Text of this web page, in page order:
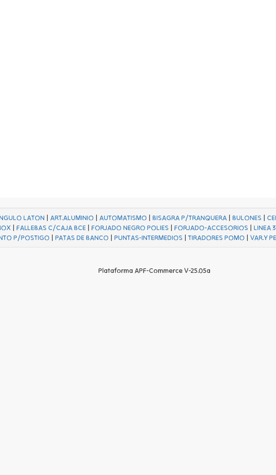
LATON | ART.ALUMINIO | AUTOMATISMO | BISAGRA P/TRANQUERA| BULONES |
|FALLEBAS C/CAJA BCE |FORJADO NEGRO POLIES |FORJADO-ACCESORIOS |LINEA
P/POSTIGO | PATAS DE BANCO | PUNTAS-INTERMEDIOS | TIRADORES POMO | VAR.Y
Plataforma APF-Commerce V-25.05a